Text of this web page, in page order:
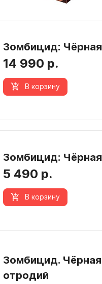
Зомбицид:
14 990 р.
В корзину
Зомбицид:
5 490 р.
В корзину
Зомбицид.
отродий